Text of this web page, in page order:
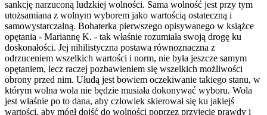
sankcję narzuconą ludzkiej wolności. Sama wolność jest przy tym
utożsamiana z wolnym wyborem jako wartością ostateczną i
samowystarczalną. Bohaterka pierwszego opisywanego w książce
opętania - Mariannę K. - tak właśnie rozumiała swoją drogę ku
doskonałości. Jej nihilistyczna postawa równoznaczna z
odrzuceniem wszelkich wartości i norm, nie była jeszcze samym
opętaniem, lecz raczej pozbawieniem się wszelkich możliwości
obrony przed nim. Ułudą jest bowiem oczekiwanie takiego stanu, w
którym wolna wola nie będzie musiała dokonywać wyboru. Wola
jest właśnie po to dana, aby człowiek skierował się ku jakiejś
wartości, aby mógł dojść do wolności poprzez przyjęcie prawdy i